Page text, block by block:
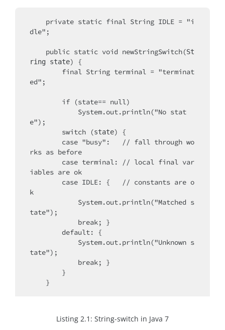
dle";
    public static void newStringSwitch(
St
ring state) {
ed";
e");
        switch (
state) {
rks as before
iables are ok
k
tate");
            break; }
        default: {
tate");
            break; }
        }
    }
Listing 2.1: String-switch in Java 7